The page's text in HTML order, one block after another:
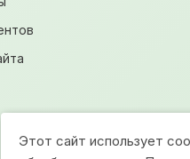
Этот сайт использует